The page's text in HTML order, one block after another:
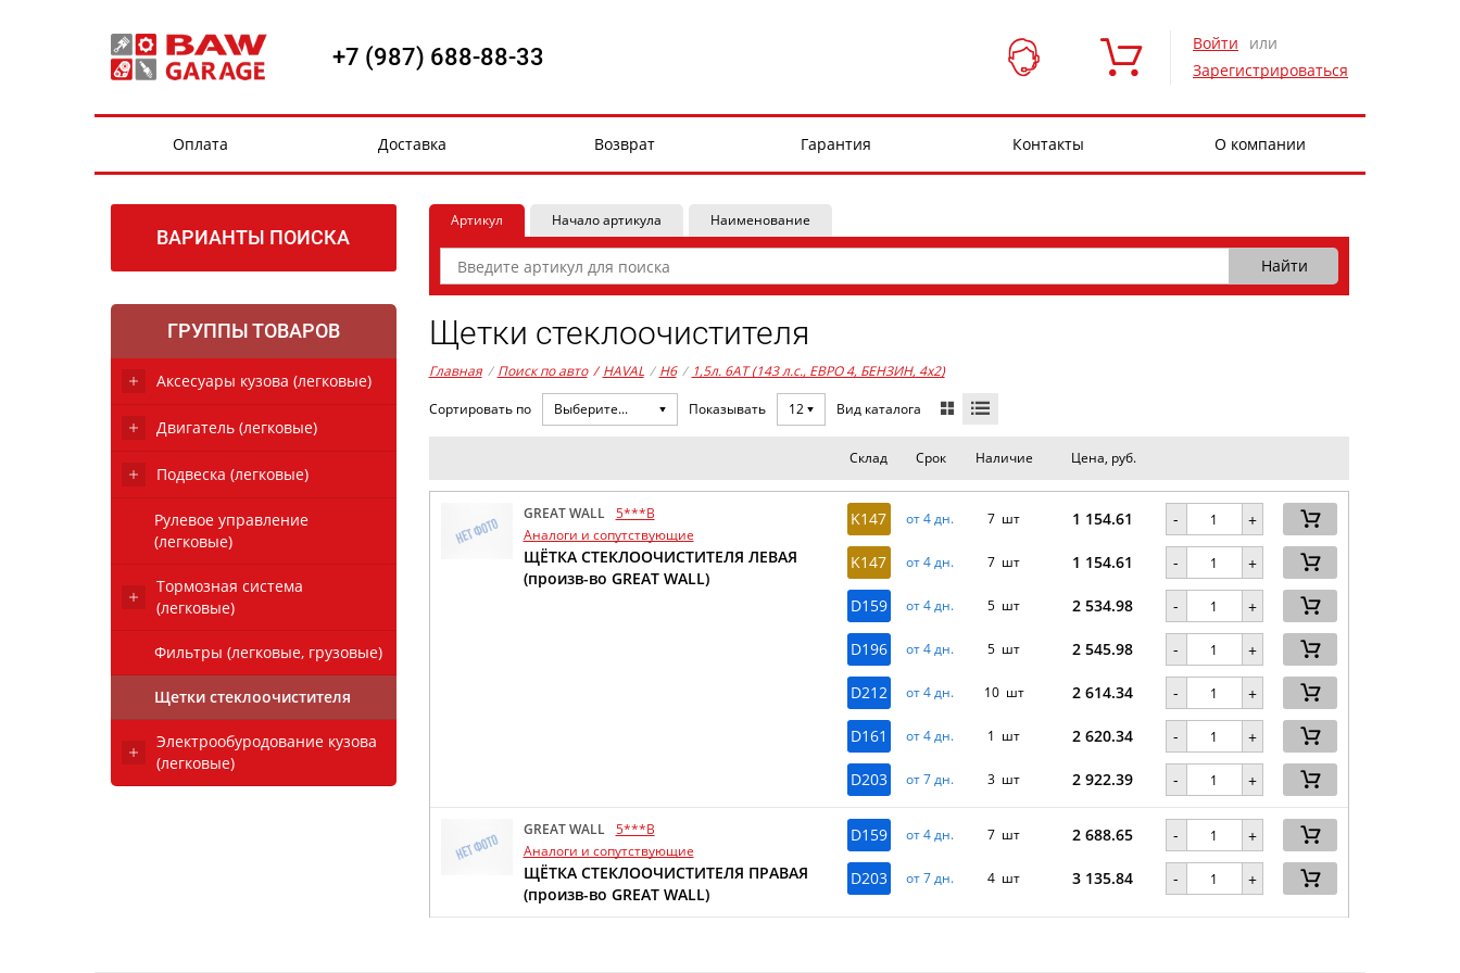
+7 (987) 688-88-33 Войти
или
Зарегистрироваться
Оплата Доставка Возврат Гарантия Контакты О компании
ВАРИАНТЫ ПОИСКА
ГРУППЫ ТОВАРОВ
Аксесуары кузова (легковые)
Двигатель (легковые)
Подвеска (легковые)
Рулевое управление
(легковые)
Тормозная система
(легковые)
Фильтры (легковые, грузовые)
Щетки стеклоочистителя
Электрообуродование кузова
(легковые)
Артикул Начало артикула Наименование
Щетки стеклоочистителя
Главная / Поиск по авто / HAVAL / H6 / 1,5л. 6AT (143 л.с., ЕВРО 4, БЕНЗИН, 4x2)
Сортировать по Выберите... Показывать 12 Вид каталога
Склад Срок Наличие Цена, руб.
GREAT WALL
5***B
Аналоги и сопутствующие
ЩЁТКА СТЕКЛООЧИСТИТЕЛЯ ЛЕВАЯ
(произв-во GREAT WALL)
K147 от 4 дн. 7 шт 1 154.61 - +
K147 от 4 дн. 7 шт 1 154.61 - +
D159 от 4 дн. 5 шт 2 534.98 - +
D196 от 4 дн. 5 шт 2 545.98 - +
D212 от 4 дн. 10 шт 2 614.34 - +
D161 от 4 дн. 1 шт 2 620.34 - +
D203 от 7 дн. 3 шт 2 922.39 - +
GREAT WALL
5***B
Аналоги и сопутствующие
ЩЁТКА СТЕКЛООЧИСТИТЕЛЯ ПРАВАЯ
(произв-во GREAT WALL)
D159 от 4 дн. 7 шт 2 688.65 - +
D203 от 7 дн. 4 шт 3 135.84 - +